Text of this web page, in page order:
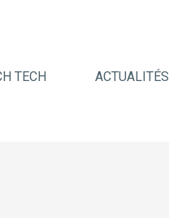
TECH ACTUALITÉS